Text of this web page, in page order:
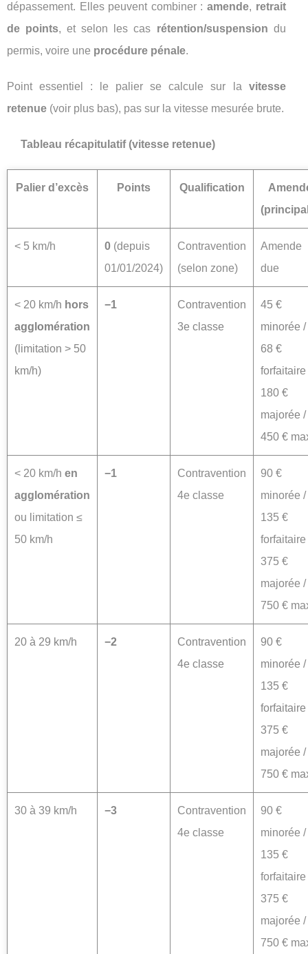
dépassement. Elles peuvent combiner : amende, retrait
de points, et selon les cas rétention/suspension du
permis, voire une procédure pénale.
Point essentiel : le palier se calcule sur la vitesse
retenue (voir plus bas), pas sur la vitesse mesurée brute.
Tableau récapitulatif (vitesse retenue)
Palier d’excès Points Qualification
< 5 km/h 0 (depuis
01/01/2024)
Contravention
(selon zone)
Amende
due
< 20 km/h hors
agglomération
(limitation > 50
km/h)
−1
Contravention
3e classe
45 €
minorée /
68 €
forfaitaire
180 €
majorée /
450 €
< 20 km/h en
agglomération
ou limitation ≤
50 km/h
−1
Contravention
4e classe
90 €
minorée /
135 €
forfaitaire
375 €
majorée /
750 €
20 à 29 km/h −2
Contravention
4e classe
90 €
minorée /
135 €
forfaitaire
375 €
majorée /
750 €
30 à 39 km/h −3
Contravention
4e classe
90 €
minorée /
135 €
forfaitaire
375 €
majorée /
750 €